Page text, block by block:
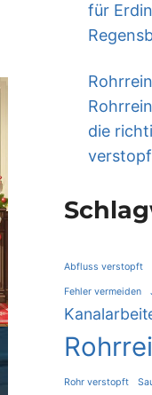
für
die
Abfluss verstopft
Fehler vermeiden
Rohr verstopft